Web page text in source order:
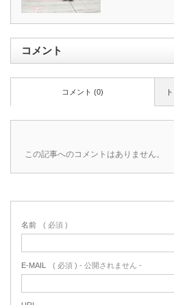
コメント
コメント (0)
この記事へのコメントはありません。
名前 ( 必須 )
E-MAIL ( 必須 ) - 公開されません -